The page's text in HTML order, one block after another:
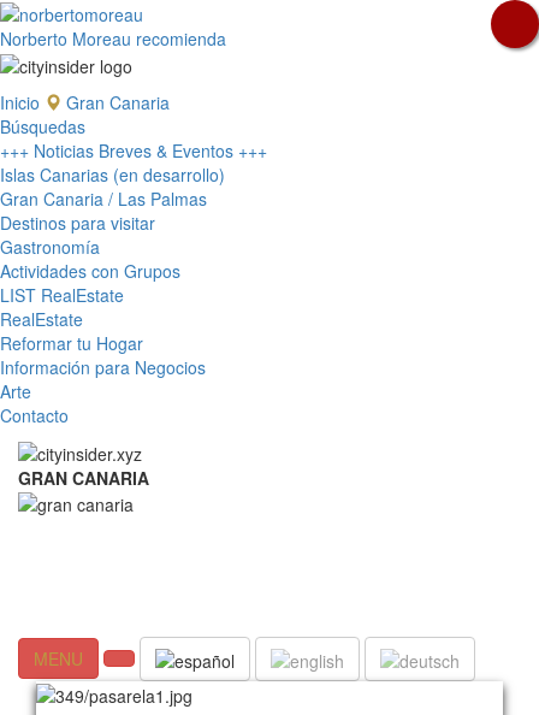
Norberto Moreau recomienda
Inicio
Gran Canaria
Búsquedas
+++ Noticias Breves & Eventos +++
Islas Canarias (en desarrollo)
Gran Canaria / Las Palmas
Destinos para visitar
Gastronomía
Actividades con Grupos
LIST RealEstate
RealEstate
Reformar tu Hogar
Información para Negocios
Arte
Contacto
GRAN CANARIA
MENU